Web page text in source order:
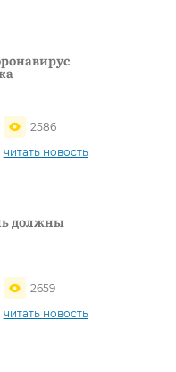
2586
читать новость
должны
2659
читать новость